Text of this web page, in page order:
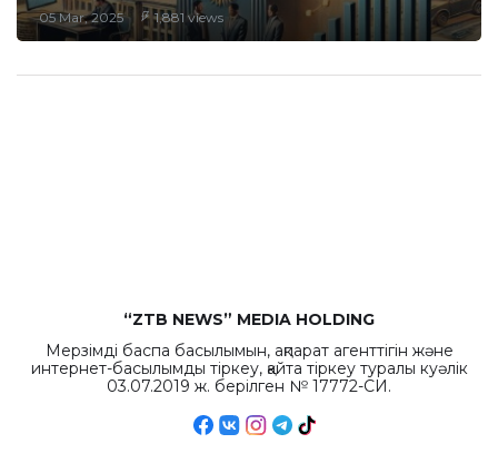
05 Mar, 2025 1,881 views
“ZTB NEWS” MEDIA HOLDING
Мерзімді баспа басылымын, ақпарат агенттігін және
интернет-басылымды тіркеу, қайта тіркеу туралы куәлік
03.07.2019 ж. берілген № 17772-СИ.